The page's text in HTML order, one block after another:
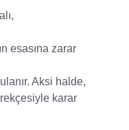
esasına zarar
Aksi halde,
karar